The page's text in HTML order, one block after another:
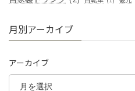
月別アーカイブ
アーカイブ